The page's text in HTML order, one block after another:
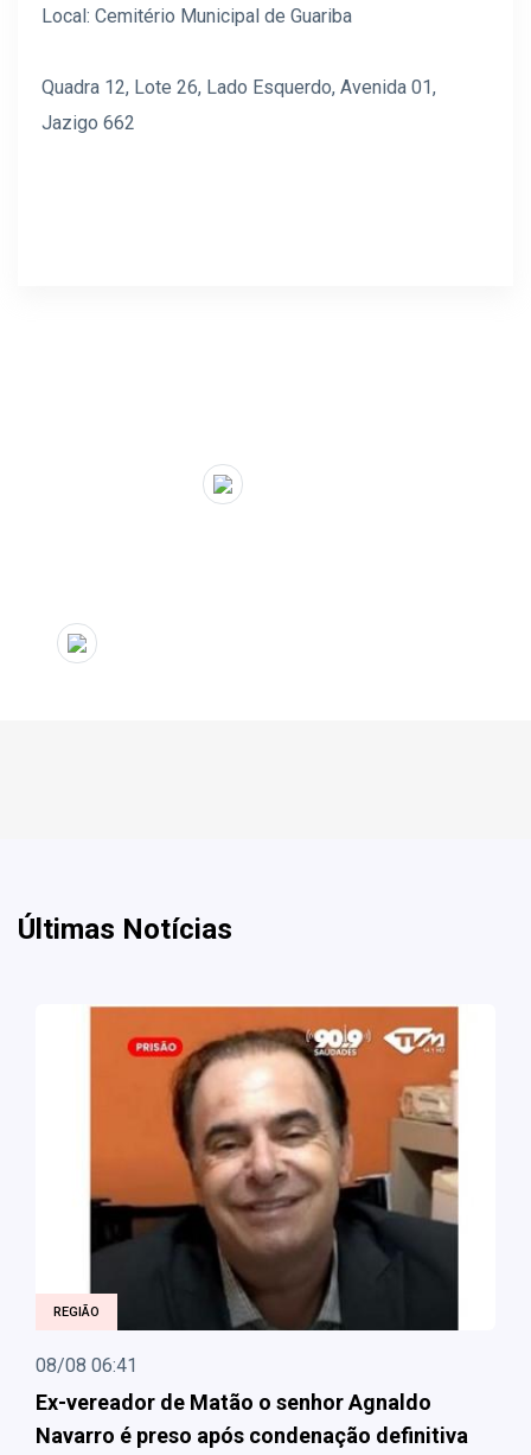
Local: Cemitério Municipal de Guariba
Quadra 12, Lote 26, Lado Esquerdo, Avenida 01,
Jazigo 662
Últimas Notícias
REGIÃO
08/08 06:41
Ex-vereador de Matão o senhor Agnaldo
Navarro é preso após condenação definitiva